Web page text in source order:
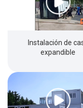
Instalación de
expandible